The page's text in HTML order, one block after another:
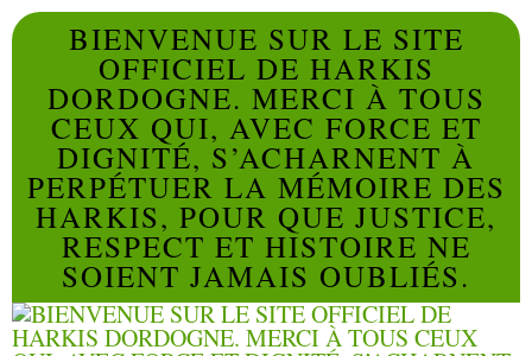
BIENVENUE SUR LE SITE
OFFICIEL DE HARKIS
DORDOGNE. MERCI À TOUS
CEUX QUI, AVEC FORCE ET
DIGNITÉ, S’ACHARNENT À
PERPÉTUER LA MÉMOIRE DES
HARKIS, POUR QUE JUSTICE,
RESPECT ET HISTOIRE NE
SOIENT JAMAIS OUBLIÉS.